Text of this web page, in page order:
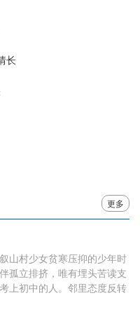
长
更多
山村少女贫寒压抑的少年时
孤立排挤，唯有埋头苦读支
上初中的人。邻里态度反转